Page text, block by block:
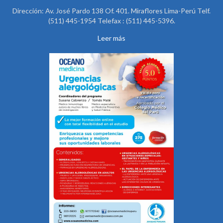
Dirección: Av. José Pardo 138 Of. 401. Miraflores Lima-Perú Telf.
(511) 445-1954 Telefax : (511) 445-5396.
Leer más